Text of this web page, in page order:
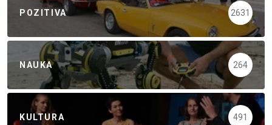
POZITIVA 2631
NAUKA 264
KULTURA 491